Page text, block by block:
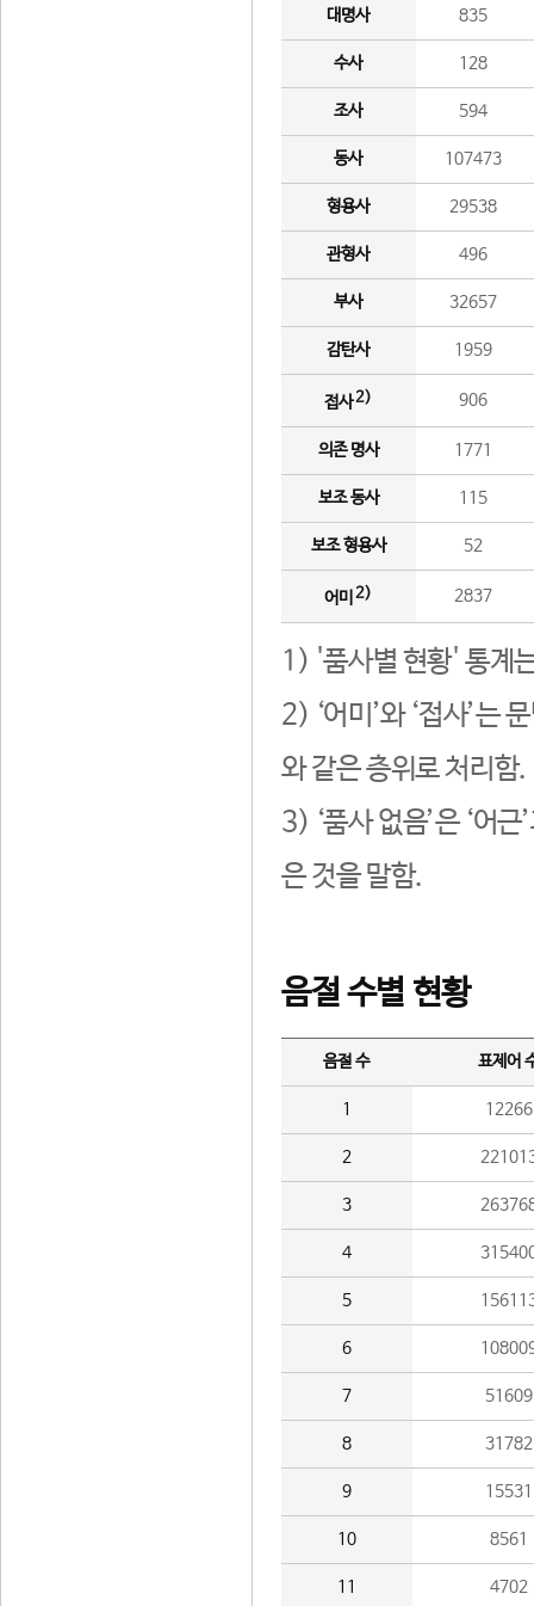
대명사 835
수사 128
조사 594
동사 107473
형용사 29538
관형사 496
부사 32657
감탄사 1959
접사2) 906
의존 명사 1771
보조 동사 115
보조 형용사 52
어미 2) 2837
1) '품사별 현황' 통계
2) ‘어미’와 ‘접사’는
와 같은 층위로 처리함.
3) ‘품사 없음’은 ‘어
은 것을 말함.
음절 수별 현황
음절 수 표제어
1 12266
2
3
4
5
6
7 51609
8 31782
9 15531
10 8561
11 4702